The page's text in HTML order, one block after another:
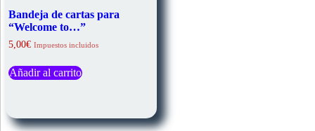
Bandeja de cartas para
“Welcome to…”
5,00€ Impuestos incluidos
Añadir al carrito